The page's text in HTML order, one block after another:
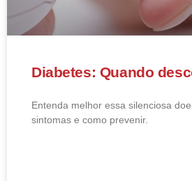
Diabetes: Quando
Entenda melhor essa silenciosa
sintomas e como prevenir.